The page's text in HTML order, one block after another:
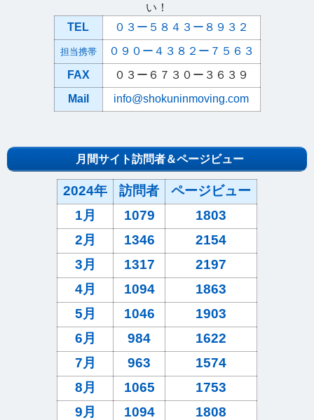
い！
TEL
０３ー５８４３ー８９３２
担当携帯
０９０ー４３８２ー７５６３
FAX
０３ー６７３０ー３６３９
Mail
info@shokuninmoving.com
月間サイト訪問者＆ページビュー
2024年 訪問者
ページビュー
1月
1079
1803
2月
1346
2154
3月
1317
2197
4月
1094
1863
5月
1046
1903
6月
984
1622
7月
963
1574
8月
1065
1753
9月
1094
1808